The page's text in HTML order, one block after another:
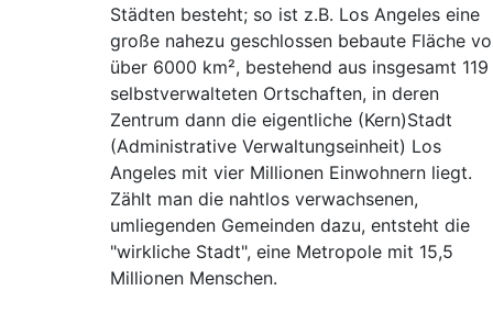
Städten besteht; so ist z.B. Los Angeles eine
große nahezu geschlossen bebaute Fläche
über 6000 km², bestehend aus insgesamt 119
selbstverwalteten Ortschaften, in deren
Zentrum dann die eigentliche (Kern)Stadt
(Administrative Verwaltungseinheit) Los
Angeles mit vier Millionen Einwohnern liegt.
Zählt man die nahtlos verwachsenen,
umliegenden Gemeinden dazu, entsteht die
"wirkliche Stadt", eine Metropole mit 15,5
Millionen Menschen.